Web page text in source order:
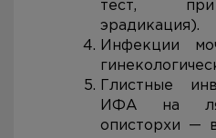
тест, при
эрадикация).
Инфекции
Глистные
ИФА на
описторхи —